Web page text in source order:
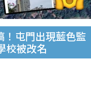
！屯門出現藍色監
校被改名